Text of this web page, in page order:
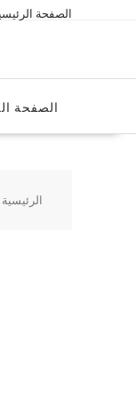
الصفحة
الصفحة
الرئيسية